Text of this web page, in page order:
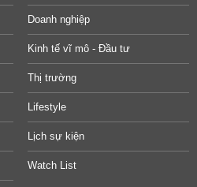
Doanh nghiệp
Kinh tế vĩ mô - Đầu tư
Thị trường
Lifestyle
Lịch sự kiện
Watch List